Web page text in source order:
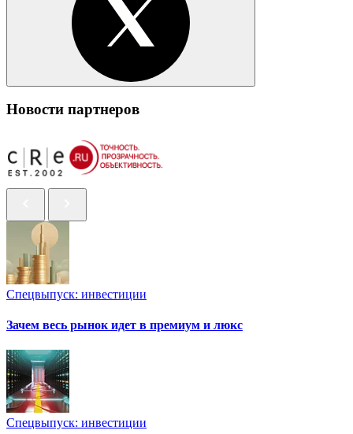
Новости партнеров
Спецвыпуск: инвестиции
Зачем весь рынок идет в премиум и люкс
Спецвыпуск: инвестиции